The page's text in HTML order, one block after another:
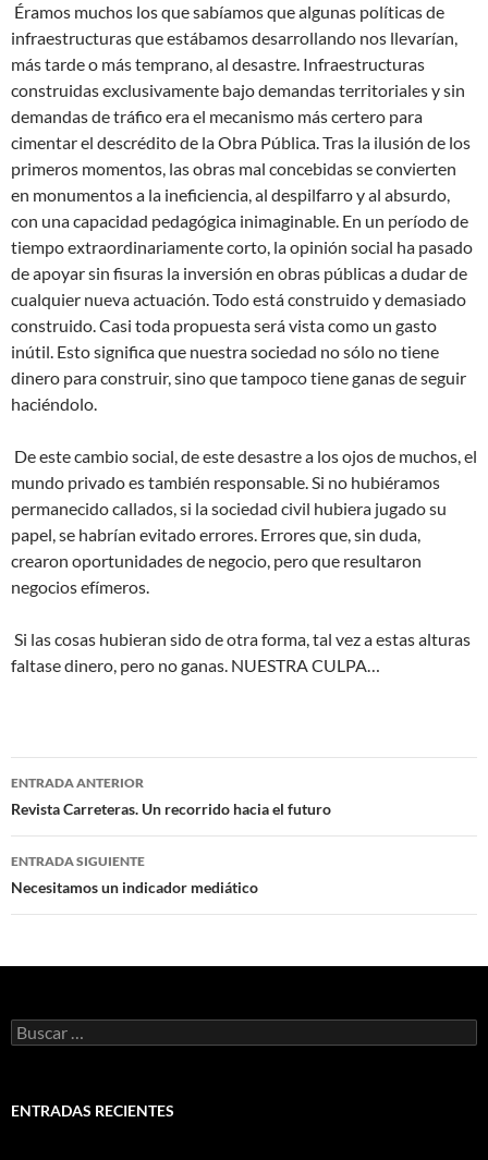
Éramos muchos los que sabíamos que algunas políticas de
infraestructuras que estábamos desarrollando nos llevarían,
más tarde o más temprano, al desastre. Infraestructuras
construidas exclusivamente bajo demandas territoriales y sin
demandas de tráfico era el mecanismo más certero para
cimentar el descrédito de la Obra Pública. Tras la ilusión de los
primeros momentos, las obras mal concebidas se convierten
en monumentos a la ineficiencia, al despilfarro y al absurdo,
con una capacidad pedagógica inimaginable. En un período de
tiempo extraordinariamente corto, la opinión social ha pasado
de apoyar sin fisuras la inversión en obras públicas a dudar de
cualquier nueva actuación. Todo está construido y demasiado
construido. Casi toda propuesta será vista como un gasto
inútil. Esto significa que nuestra sociedad no sólo no tiene
dinero para construir, sino que tampoco tiene ganas de seguir
haciéndolo.
De este cambio social, de este desastre a los ojos de muchos, el
mundo privado es también responsable. Si no hubiéramos
permanecido callados, si la sociedad civil hubiera jugado su
papel, se habrían evitado errores. Errores que, sin duda,
crearon oportunidades de negocio, pero que resultaron
negocios efímeros.
Si las cosas hubieran sido de otra forma, tal vez a estas alturas
faltase dinero, pero no ganas. NUESTRA CULPA…
Navegación
de
entradas
ENTRADA ANTERIOR
Revista Carreteras. Un recorrido hacia el futuro
ENTRADA SIGUIENTE
Necesitamos un indicador mediático
Buscar:
ENTRADAS RECIENTES